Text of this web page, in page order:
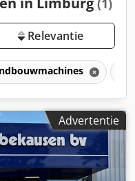
(1)
Relevantie
Advertentie